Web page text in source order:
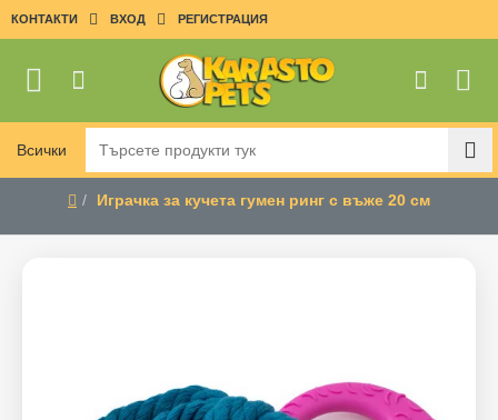
КОНТАКТИ ВХОД РЕГИСТРАЦИЯ
Всички
Търсете
продукти
Играчка за кучета гумен ринг с въже 20 см